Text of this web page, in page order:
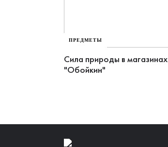
ПРЕДМЕТЫ
Сила природы в магазинах
"Обойкин"